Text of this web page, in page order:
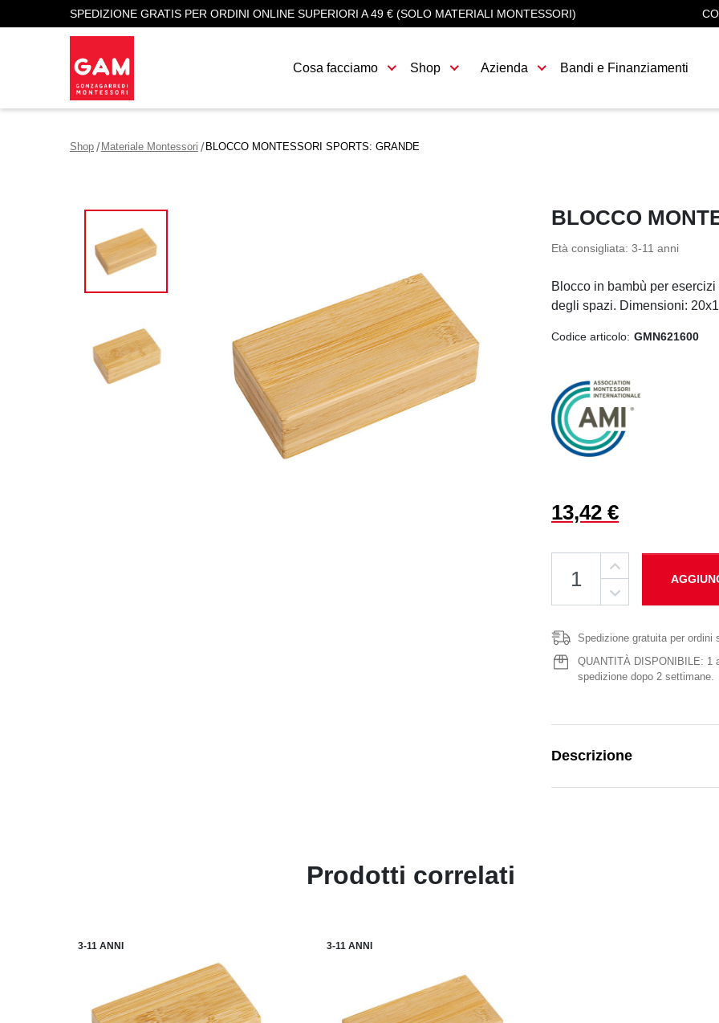
SPEDIZIONE GRATIS PER ORDINI ONLINE SUPERIORI A 49 € (SOLO MATERIALI MONTESSORI)
Cosa facciamo Shop Azienda Bandi e Finanziamenti
Shop Materiale Montessori BLOCCO MONTESSORI SPORTS: GRANDE
BLOCCO
Età consigliata: 3-11 anni
Blocco in bambù per
degli spazi. Dimensioni:
Codice articolo: GMN621600
13,42 €
Spedizione gratuita per ordini
QUANTITÀ DISPONIBILE: 1
spedizione dopo 2 settimane.
Descrizione
Prodotti correlati
3-11 ANNI 3-11 ANNI